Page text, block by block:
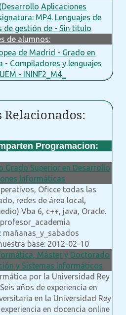
Aplicaciones
MP4. Lenguajes de
de gestión de - Sin titulo
de alumnos:
de Madrid - Grado en
- Compiladores y lenguajes
- ININF2_M4_
Relacionados:
Programacion:
Grado Superior en Desarrollo
Informáticas
Oficce todas las
redes de área local,
Vba 6, c++, java, Oracle.
base: 2012-02-10
Máster y Doctorado
y Sistemas Informáticos
por la Universidad Rey
años de experiencia en
en la Universidad Rey
en docencia online